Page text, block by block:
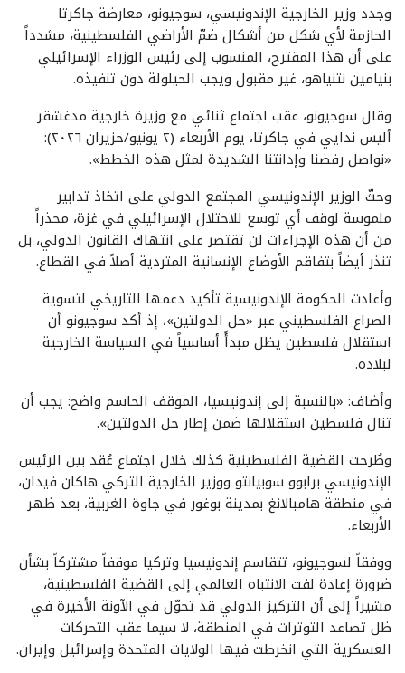
وجدد وزير الخارجية الإندونيسي، سوجيونو، معارضة جاكرتا
الحازمة لأي شكل من أشكال ضمّ الأراضي الفلسطينية، مشدداً
على أن هذا المقترح، المنسوب إلى رئيس الوزراء الإسرائيلي
بنيامين نتنياهو، غير مقبول ويجب الحيلولة دون تنفيذه.
وقال سوجيونو، عقب اجتماع ثنائي مع وزيرة خارجية مدغشقر
أليس ندايي في جاكرتا، يوم الأربعاء (٢ يونيو/حزيران ٢٠٢٦):
«نواصل رفضنا وإدانتنا الشديدة لمثل هذه الخطط».
وحثّ الوزير الإندونيسي المجتمع الدولي على اتخاذ تدابير
ملموسة لوقف أي توسع للاحتلال الإسرائيلي في غزة، محذراً
من أن هذه الإجراءات لن تقتصر على انتهاك القانون الدولي، بل
تنذر أيضاً بتفاقم الأوضاع الإنسانية المتردية أصلاً في القطاع.
وأعادت الحكومة الإندونيسية تأكيد دعمها التاريخي لتسوية
الصراع الفلسطيني عبر «حل الدولتين»، إذ أكد سوجيونو أن
استقلال فلسطين يظل مبدأً أساسياً في السياسة الخارجية
لبلاده.
وأضاف: «بالنسبة إلى إندونيسيا، الموقف الحاسم واضح: يجب أن
تنال فلسطين استقلالها ضمن إطار حل الدولتين».
وطُرحت القضية الفلسطينية كذلك خلال اجتماع عُقد بين الرئيس
الإندونيسي برابوو سوبيانتو ووزير الخارجية التركي هاكان فيدان،
في منطقة هامبالانغ بمدينة بوغور في جاوة الغربية، بعد ظهر
الأربعاء.
ووفقاً لسوجيونو، تتقاسم إندونيسيا وتركيا موقفاً مشتركاً بشأن
ضرورة إعادة لفت الانتباه العالمي إلى القضية الفلسطينية،
مشيراً إلى أن التركيز الدولي قد تحوّل في الآونة الأخيرة في
ظل تصاعد التوترات في المنطقة، لا سيما عقب التحركات
العسكرية التي انخرطت فيها الولايات المتحدة وإسرائيل وإيران.